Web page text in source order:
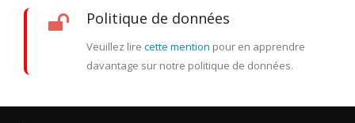
Politique de données
Veuillez lire cette mention pour en apprendre
davantage sur notre politique de données.